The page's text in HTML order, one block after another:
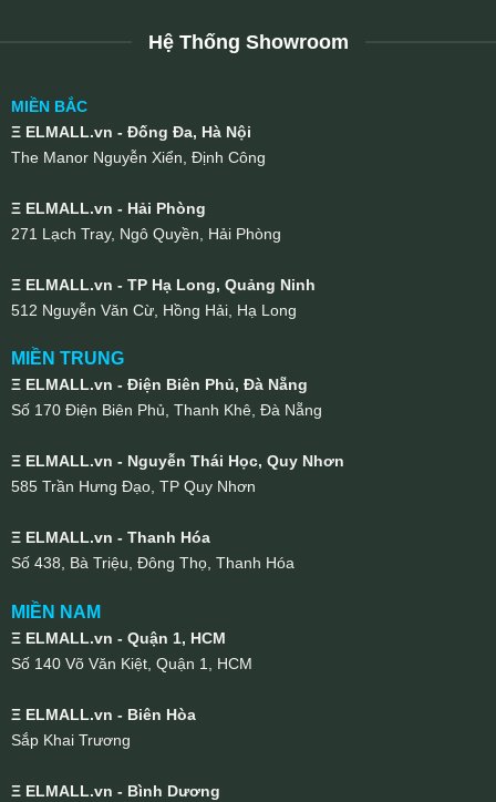
Hệ Thống Showroom
MIỀN BẮC
Ξ ELMALL.vn - Đống Đa, Hà Nội
The Manor Nguyễn Xiển, Định Công
Ξ ELMALL.vn - Hải Phòng
271 Lạch Tray, Ngô Quyền, Hải Phòng
Ξ ELMALL.vn - TP Hạ Long, Quảng Ninh
512 Nguyễn Văn Cừ, Hồng Hải, Hạ Long
MIỀN TRUNG
Ξ ELMALL.vn - Điện Biên Phủ, Đà Nẵng
Số 170 Điện Biên Phủ, Thanh Khê, Đà Nẵng
Ξ ELMALL.vn - Nguyễn Thái Học, Quy Nhơn
585 Trần Hưng Đạo, TP Quy Nhơn
Ξ ELMALL.vn - Thanh Hóa
Số 438, Bà Triệu, Đông Thọ, Thanh Hóa
MIỀN NAM
Ξ ELMALL.vn - Quận 1, HCM
Số 140 Võ Văn Kiệt, Quận 1, HCM
Ξ ELMALL.vn - Biên Hòa
Sắp Khai Trương
Ξ ELMALL.vn - Bình Dương